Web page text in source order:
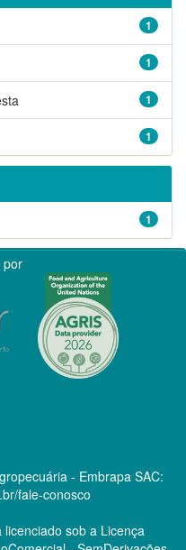
1
1
1
1
1
por
- Embrapa SAC:
fale-conosco
sob a Licença